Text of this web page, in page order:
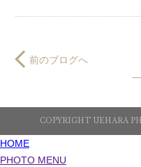
前のブログへ
COPYRIGHT UEHARA
HOME
PHOTO MENU